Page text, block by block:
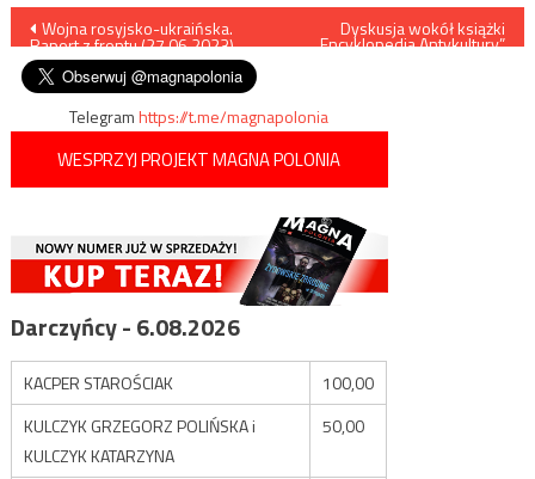
Nawigacja
wpisu
Wojna rosyjsko-ukraińska.
Raport z frontu (27.06.2023)
Dyskusja wokół książki
„Encyklopedia Antykultury”
Telegramhttps://t.me/magnapolonia
WESPRZYJ PROJEKT MAGNA POLONIA
Darczyńcy - 6.08.2026
KACPER STAROŚCIAK
100,00
KULCZYK GRZEGORZ POLIŃSKA i
KULCZYK KATARZYNA
50,00